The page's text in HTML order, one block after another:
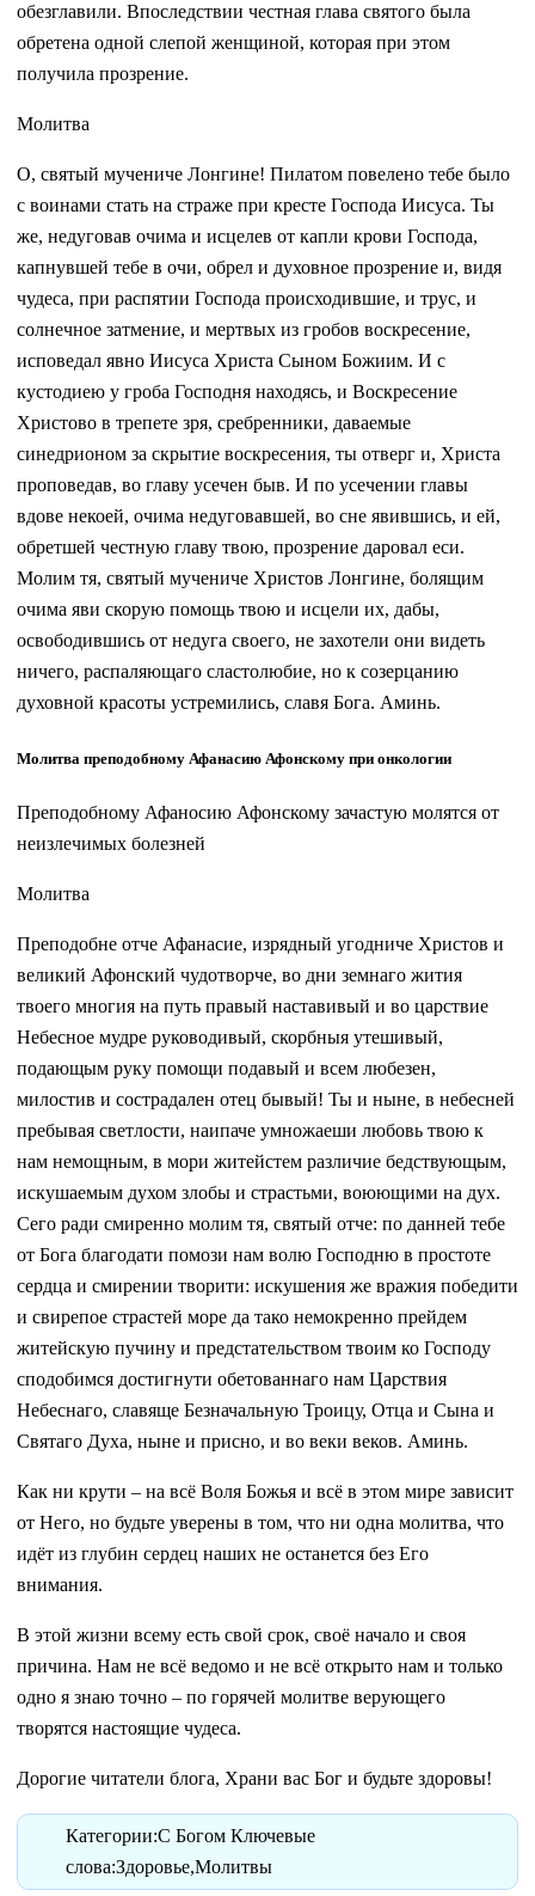
обезглавили. Впоследствии честная глава святого была
обретена одной слепой женщиной, которая при этом
получила прозрение.
Молитва
О, святый мучениче Лонгине! Пилатом повелено тебе было
с воинами стать на страже при кресте Господа Иисуса. Ты
же, недуговав очима и исцелев от капли крови Господа,
капнувшей тебе в очи, обрел и духовное прозрение и, видя
чудеса, при распятии Господа происходившие, и трус, и
солнечное затмение, и мертвых из гробов воскресение,
исповедал явно Иисуса Христа Сыном Божиим. И с
кустодиею у гроба Господня находясь, и Воскресение
Христово в трепете зря, сребренники, даваемые
синедрионом за скрытие воскресения, ты отверг и, Христа
проповедав, во главу усечен быв. И по усечении главы
вдове некоей, очима недуговавшей, во сне явившись, и ей,
обретшей честную главу твою, прозрение даровал еси.
Молим тя, святый мучениче Христов Лонгине, болящим
очима яви скорую помощь твою и исцели их, дабы,
освободившись от недуга своего, не захотели они видеть
ничего, распаляющаго сластолюбие, но к созерцанию
духовной красоты устремились, славя Бога. Аминь.
Молитва преподобному Афанасию Афонскому при онкологии
Преподобному Афаносию Афонскому зачастую молятся от
неизлечимых болезней
Молитва
Преподобне отче Афанасие, изрядный угодниче Христов и
великий Афонский чудотворче, во дни земнаго жития
твоего многия на путь правый наставивый и во царствие
Небесное мудре руководивый, скорбныя утешивый,
подающым руку помощи подавый и всем любезен,
милостив и сострадален отец бывый! Ты и ныне, в небесней
пребывая светлости, наипаче умножаеши любовь твою к
нам немощным, в мори житейстем различие бедствующым,
искушаемым духом злобы и страстьми, воюющими на дух.
Сего ради смиренно молим тя, святый отче: по данней тебе
от Бога благодати помози нам волю Господню в простоте
сердца и смирении творити: искушения же вражия победити
и свирепое страстей море да тако немокренно прейдем
житейскую пучину и предстательством твоим ко Господу
сподобимся достигнути обетованнаго нам Царствия
Небеснаго, славяще Безначальную Троицу, Отца и Сына и
Святаго Духа, ныне и присно, и во веки веков. Аминь.
Как ни крути – на всё Воля Божья и всё в этом мире зависит
от Него, но будьте уверены в том, что ни одна молитва, что
идёт из глубин сердец наших не останется без Его
внимания.
В этой жизни всему есть свой срок, своё начало и своя
причина. Нам не всё ведомо и не всё открыто нам и только
одно я знаю точно – по горячей молитве верующего
творятся настоящие чудеса.
Дорогие читатели блога, Храни вас Бог и будьте здоровы!
Категории:С Богом Ключевые
слова:Здоровье,Молитвы